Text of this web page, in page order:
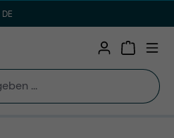
DE